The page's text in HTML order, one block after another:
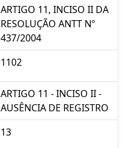
ARTIGO 11, INCISO II DA
RESOLUÇÃO ANTT Nº
437/2004
1102
ARTIGO 11 - INCISO II -
AUSÊNCIA DE REGISTRO
13